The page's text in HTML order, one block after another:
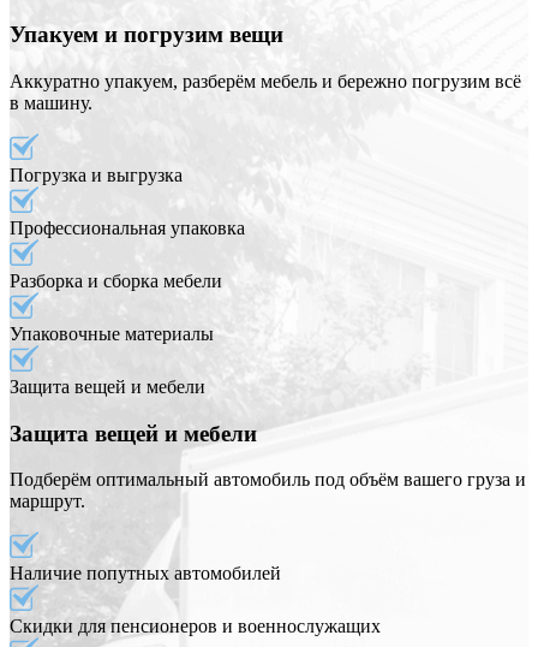
Упакуем и погрузим вещи
Аккуратно упакуем, разберём мебель и бережно погрузим всё
в машину.
Погрузка и выгрузка
Профессиональная упаковка
Разборка и сборка мебели
Упаковочные материалы
Защита вещей и мебели
Защита вещей и мебели
Подберём оптимальный автомобиль под объём вашего груза и
маршрут.
Наличие попутных автомобилей
Скидки для пенсионеров и военнослужащих